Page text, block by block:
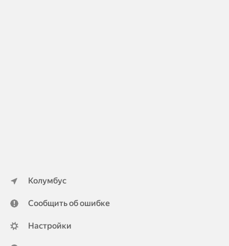
Колумбус
Сообщить об ошибке
Настройки